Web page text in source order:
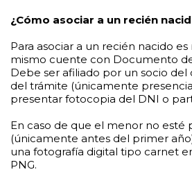
¿Cómo asociar a un recién
Para asociar a un recién nacido
mismo cuente con Documento
Debe ser afiliado por un socio
del trámite (únicamente
presentar fotocopia del DNI o
En caso de que el menor no esté
(únicamente antes del primer
una fotografía digital tipo carnet
PNG.